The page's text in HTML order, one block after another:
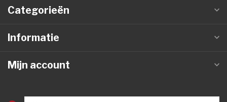
Categorieën
Informatie
Mijn account